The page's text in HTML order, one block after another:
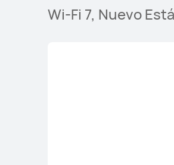
Wi-Fi 7, Nuevo